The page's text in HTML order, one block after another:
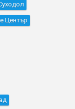
Център